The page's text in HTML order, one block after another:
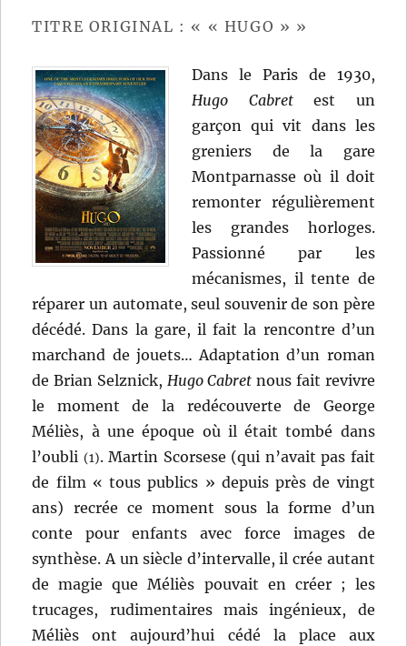
TITRE ORIGINAL : « « HUGO » »
Dans le Paris de 1930,
Hugo Cabretest un
garçon qui vit dans les
greniers de la gare
Montparnasse où il doit
remonter régulièrement
les grandes horloges.
Passionné par les
mécanismes, il tente de
réparer un automate, seul souvenir de son père
décédé. Dans la gare, il fait la rencontre d’un
marchand de jouets… Adaptation d’un roman
de Brian Selznick, Hugo Cabret nous fait revivre
le moment de la redécouverte de George
Méliès, à une époque où il était tombé dans
l’oubli (1). Martin Scorsese (qui n’avait pas fait
de film « tous publics » depuis près de vingt
ans) recrée ce moment sous la forme d’un
conte pour enfants avec force images de
synthèse. A un siècle d’intervalle, il crée autant
de magie que Méliès pouvait en créer ; les
trucages, rudimentaires mais ingénieux, de
Méliès ont aujourd’hui cédé la place aux